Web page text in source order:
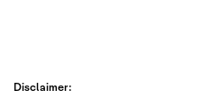
Disclaimer: